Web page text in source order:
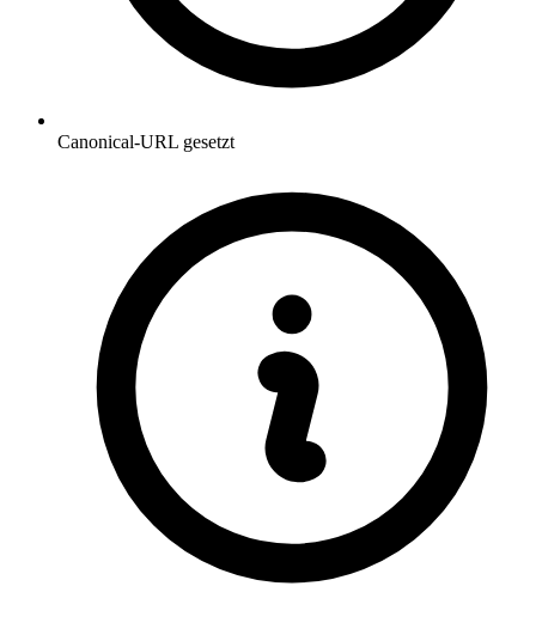
Canonical-URL gesetzt